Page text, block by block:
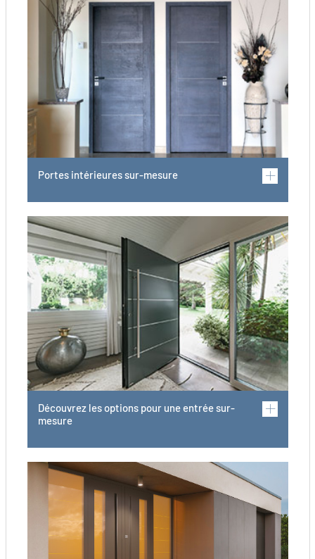
Portes intérieures sur-mesure
Découvrez les options pour une entrée sur-
mesure